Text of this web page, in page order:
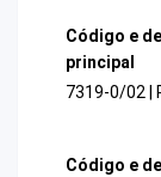
Código e
principal
7319-0/02 |
Código e